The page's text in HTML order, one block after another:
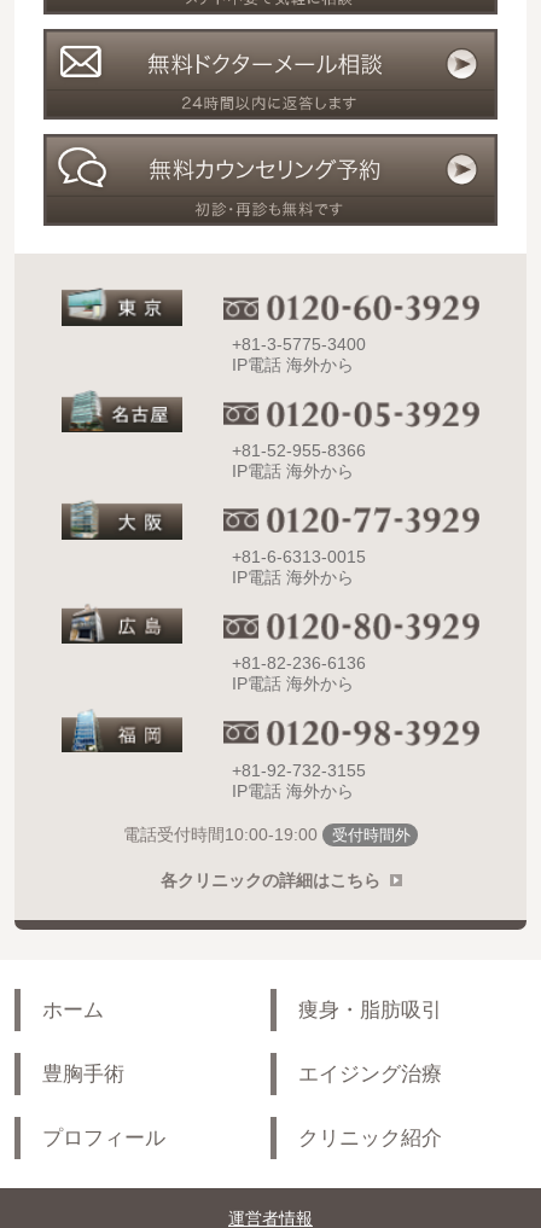
+81-3-5775-3400
IP電話 海外から
+81-52-955-8366
IP電話 海外から
+81-6-6313-0015
IP電話 海外から
+81-82-236-6136
IP電話 海外から
+81-92-732-3155
IP電話 海外から
電話受付時間10:00-19:00 受付時間外
各クリニックの詳細はこちら
ホーム 痩身・脂肪吸引
豊胸手術 エイジング治療
プロフィール クリニック紹介
運営者情報